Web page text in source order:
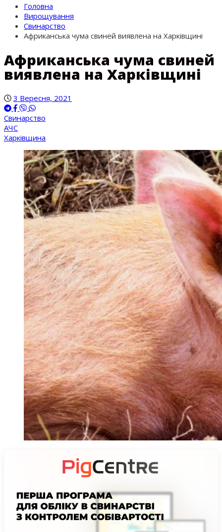
Головна
Вирощування
Свинарство
Африканська чума свиней виявлена на Харківщині
Африканська чума свиней
виявлена на Харківщині
3 Вересня, 2021
Свинарство
АЧС
Харківщина